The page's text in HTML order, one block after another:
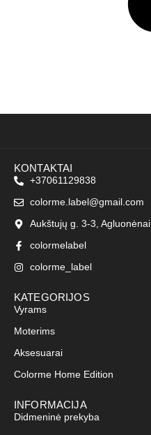
KONTAKTAI
+37061129838
colorme.label@gmail.com
Aukštujų g. 3-3, Agluonėnai
colormelabel
colorme_label
KATEGORIJOS
Vyrams
Moterims
Aksesuarai
Colorme Home Edition
INFORMACIJA
Didmeninė prekyba